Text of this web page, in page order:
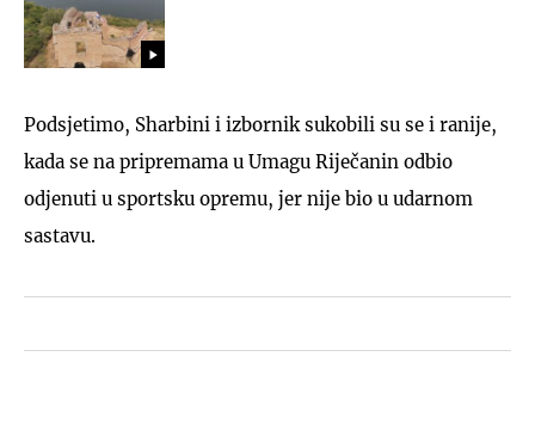
Podsjetimo, Sharbini i izbornik sukobili su se i ranije,
kada se na pripremama u Umagu Riječanin odbio
odjenuti u sportsku opremu, jer nije bio u udarnom
sastavu.